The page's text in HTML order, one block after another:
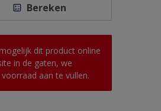
Bereken
dit product online
in de gaten, we
aan te vullen.